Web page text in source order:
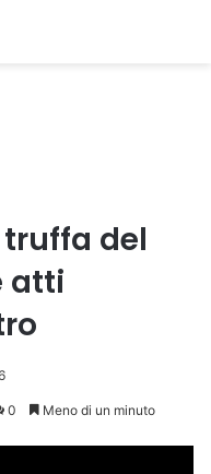
truffa del
atti
0 Meno di un minuto